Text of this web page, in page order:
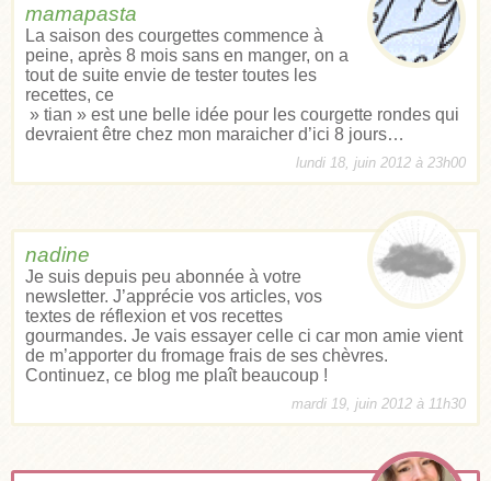
mamapasta
La saison des courgettes commence à
peine, après 8 mois sans en manger, on a
tout de suite envie de tester toutes les
recettes, ce
» tian » est une belle idée pour les courgette rondes qui
devraient être chez mon maraicher d’ici 8 jours…
lundi 18, juin 2012 à 23h00
nadine
Je suis depuis peu abonnée à votre
newsletter. J’apprécie vos articles, vos
textes de réflexion et vos recettes
gourmandes. Je vais essayer celle ci car mon amie vient
de m’apporter du fromage frais de ses chèvres.
Continuez, ce blog me plaît beaucoup !
mardi 19, juin 2012 à 11h30